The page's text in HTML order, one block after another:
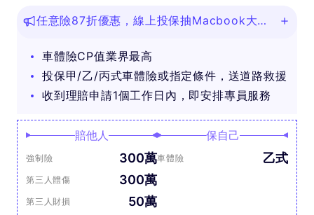
任意險87折優惠，線上投保抽Macbook大
車體險CP值業界最高
投保甲/乙/丙式車體險或指定條件，送道路救援
收到理賠申請1個工作日內，即安排專員服務
賠他人
強制險 300萬
第三人體傷 300萬
第三人財損 50萬
保自己
車體險 乙式